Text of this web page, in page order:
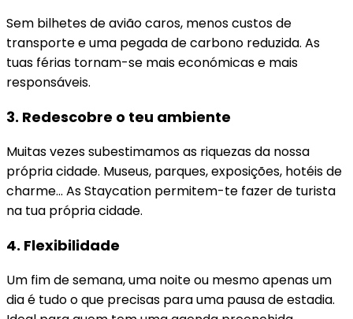
Sem bilhetes de avião caros, menos custos de
transporte e uma pegada de carbono reduzida. As
tuas férias tornam-se mais económicas e mais
responsáveis.
3. Redescobre o teu ambiente
Muitas vezes subestimamos as riquezas da nossa
própria cidade. Museus, parques, exposições, hotéis de
charme… As Staycation permitem-te fazer de turista
na tua própria cidade.
4. Flexibilidade
Um fim de semana, uma noite ou mesmo apenas um
dia é tudo o que precisas para uma pausa de estadia.